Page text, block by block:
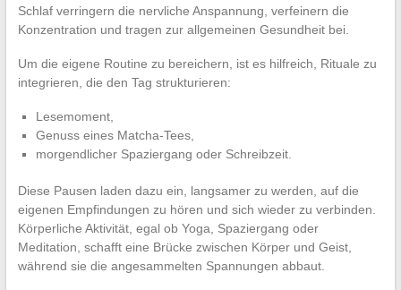
Schlaf verringern die nervliche Anspannung, verfeinern die
Konzentration und tragen zur allgemeinen Gesundheit bei.
Um die eigene Routine zu bereichern, ist es hilfreich, Rituale zu
integrieren, die den Tag strukturieren:
Lesemoment,
Genuss eines Matcha-Tees,
morgendlicher Spaziergang oder Schreibzeit.
Diese Pausen laden dazu ein, langsamer zu werden, auf die
eigenen Empfindungen zu hören und sich wieder zu verbinden.
Körperliche Aktivität, egal ob Yoga, Spaziergang oder
Meditation, schafft eine Brücke zwischen Körper und Geist,
während sie die angesammelten Spannungen abbaut.